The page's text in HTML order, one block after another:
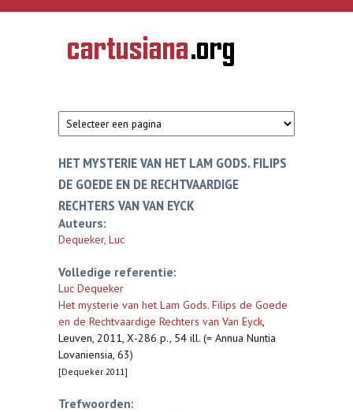
Overslaan en naar de inhoud gaan
CARTUSIANA
Geschiedenis
van de
HET MYSTERIE VAN HET LAM GODS. FILIPS
DE GOEDE EN DE RECHTVAARDIGE
RECHTERS VAN VAN EYCK
Auteurs:
Dequeker, Luc
Volledige referentie:
Luc Dequeker
Het mysterie van het Lam Gods. Filips de Goede
en de Rechtvaardige Rechters van Van Eyck,
Leuven, 2011, X‐286 p., 54 ill. (= Annua Nuntia
Lovaniensia, 63)
[Dequeker 2011]
Trefwoorden: